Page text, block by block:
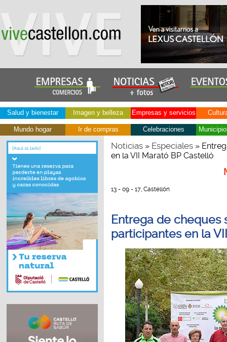
Salud y bienestar Imagen y belleza Empresas y servicios
Mundo hogar Ir de compras Celebraciones
Noticias» Especiales»
en la VII Marató BP Castelló
13 - 09 - 17, Castellón
Entrega de cheques
participantes en la